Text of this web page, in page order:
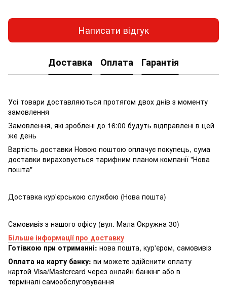
Написати відгук
Доставка Оплата Гарантія
Усі товари доставляються протягом двох днів з моменту
замовлення
Замовлення, які зроблені до 16:00 будуть відправлені в цей
же день
Вартість доставки Новою поштою оплачує покупець, сума
доставки вираховується тарифним планом компанії "Нова
пошта"
Доставка кур'єрською службою (Нова пошта)
Самовивіз з нашого офісу (вул. Мала Окружна 30)
Більше інформації про доставку
Готівкою при отриманні: нова пошта, кур'єром, самовивіз
Оплата на карту банку: ви можете здійснити оплату
картой Visa/Mastercard через онлайн банкінг або в
терміналі самообслуговування